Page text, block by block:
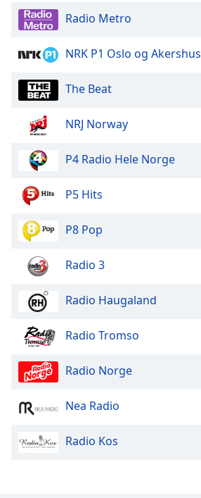
Radio Metro
NRK P1 Oslo og Akershus
The Beat
NRJ Norway
P4 Radio Hele Norge
P5 Hits
P8 Pop
Radio 3
Radio Haugaland
Radio Tromso
Radio Norge
Nea Radio
Radio Kos